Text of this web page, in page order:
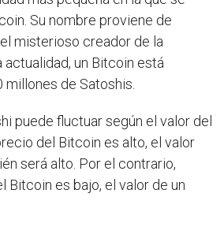
Su nombre proviene de
misterioso creador de la
actualidad, un Bitcoin está
de Satoshis.
puede fluctuar según el valor del
del Bitcoin es alto, el valor
será alto. Por el contrario,
Bitcoin es bajo, el valor de un